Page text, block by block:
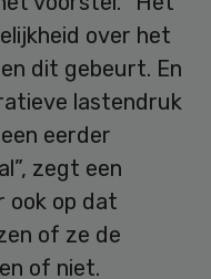
over het
dit gebeurt. En
lastendruk
eerder
zegt een
ook op dat
of ze de
of niet.